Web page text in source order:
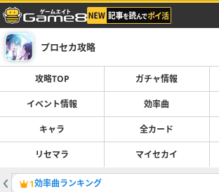
プロセカ攻略
攻略TOP ガチャ情報
イベント情報 効率曲
キャラ 全カード
リセマラ マイセカイ
1効率曲ランキング